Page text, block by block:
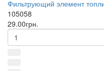
Фильтрующий элемент
105058
29.00грн.